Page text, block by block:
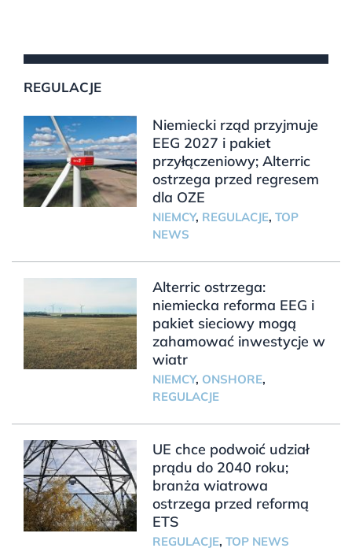
REGULACJE
Niemiecki rząd przyjmuje
EEG 2027 i pakiet
przyłączeniowy; Alterric
ostrzega przed regresem
dla OZE
NIEMCY, REGULACJE, TOP
NEWS
Alterric ostrzega:
niemiecka reforma EEG i
pakiet sieciowy mogą
zahamować inwestycje w
wiatr
NIEMCY, ONSHORE,
REGULACJE
UE chce podwoić udział
prądu do 2040 roku;
branża wiatrowa
ostrzega przed reformą
ETS
REGULACJE, TOP NEWS